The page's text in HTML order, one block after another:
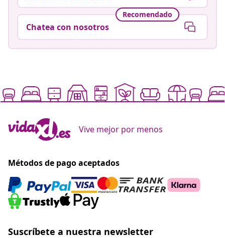
Recomendado
Chatea con nosotros
Vive mejor por menos
Métodos de pago aceptados
Suscríbete a nuestra newsletter